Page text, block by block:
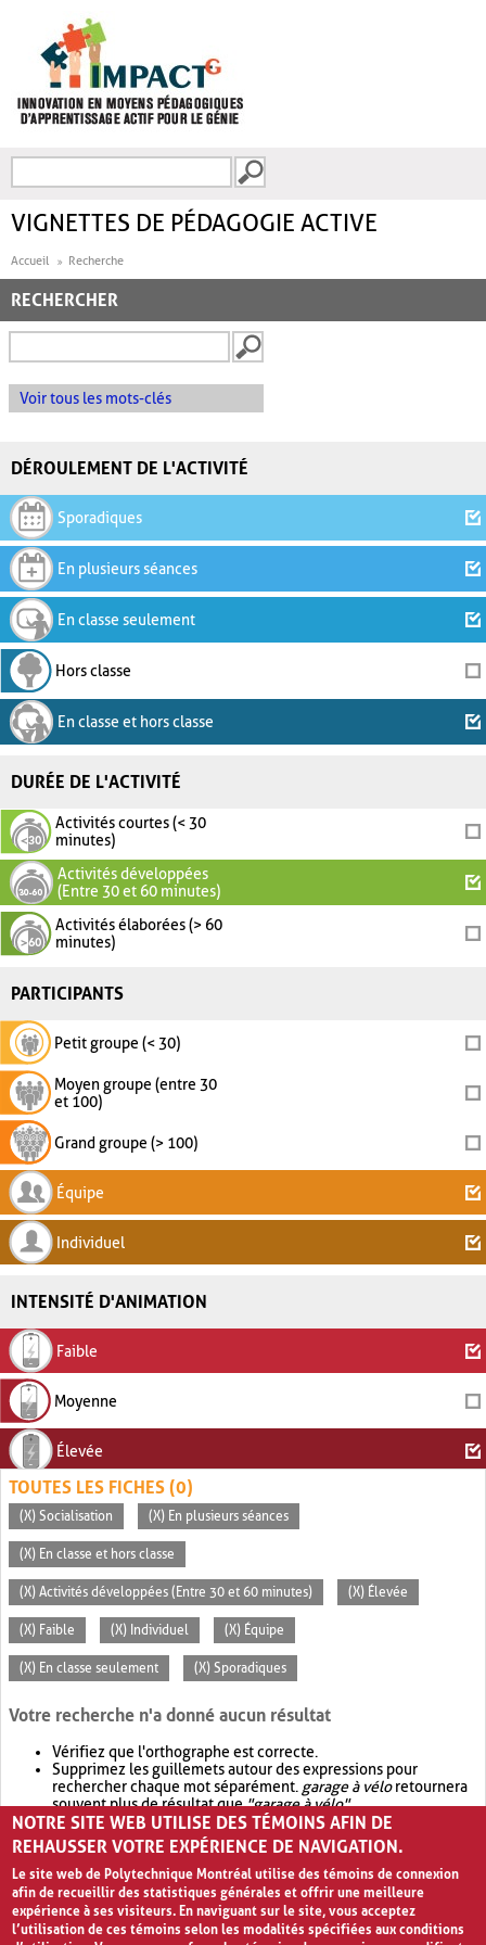
FORMULAIRE DE
VIGNETTES DE PÉDAGOGIE ACTIVE
Accueil Recherche
RECHERCHER
Voir tous les mots-clés
DÉROULEMENT DE L'ACTIVITÉ
Sporadiques
En plusieurs séances
En classe seulement
Hors classe
En classe et hors classe
DURÉE DE L'ACTIVITÉ
Activités courtes (< 30
minutes)
Activités développées
(Entre 30 et 60 minutes)
Activités élaborées (> 60
minutes)
PARTICIPANTS
Petit groupe (< 30)
Moyen groupe (entre 30
et 100)
Grand groupe (> 100)
Équipe
Individuel
INTENSITÉ D'ANIMATION
Faible
Moyenne
Élevée
TOUTES LES FICHES (0)
(X) Socialisation (X) En plusieurs séances
(X) En classe et hors classe
(X) Activités développées (Entre 30 et 60 minutes) (X) Élevée
(X) Faible (X) Individuel (X) Équipe
(X) En classe seulement (X) Sporadiques
Votre recherche n'a donné aucun résultat
Vérifiez que l'orthographe est correcte.
Supprimez les guillemets autour des expressions pour
rechercher chaque mot séparément. garage à véloretournera
souvent plus de résultat que"garage à vélo".
Envisagez d'élargir votre recherche avec OR.garage OR vélo
retournera souvent plus de résultat quegarage à vélo
NOTRE SITE WEB UTILISE DES TÉMOINS AFIN DE
REHAUSSER VOTRE EXPÉRIENCE DE NAVIGATION.
Le site web de Polytechnique Montréal utilise des témoins de connexion
afin de recueillir des statistiques générales et offrir une meilleure
expérience à ses visiteurs. En naviguant sur le site, vous acceptez
l’utilisation de ces témoins selon les modalités spécifiées aux conditions